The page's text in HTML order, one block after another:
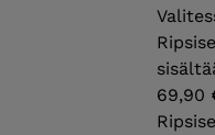
69,90